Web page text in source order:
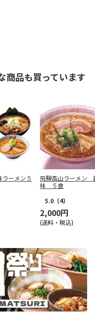
商品も買っています
ーメン５
飛騨高山ラーメン
味 ５食
5.0 （4）
2,000円
(送料・税込)